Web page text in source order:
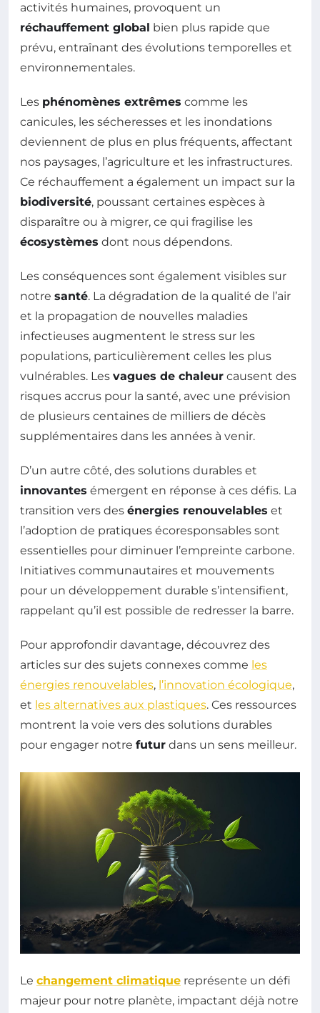
activités humaines, provoquent un
réchauffement global bien plus rapide que
prévu, entraînant des évolutions temporelles et
environnementales.
Les phénomènes extrêmes comme les
canicules, les sécheresses et les inondations
deviennent de plus en plus fréquents, affectant
nos paysages, l’agriculture et les infrastructures.
Ce réchauffement a également un impact sur la
biodiversité, poussant certaines espèces à
disparaître ou à migrer, ce qui fragilise les
écosystèmes dont nous dépendons.
Les conséquences sont également visibles sur
notre santé. La dégradation de la qualité de l’air
et la propagation de nouvelles maladies
infectieuses augmentent le stress sur les
populations, particulièrement celles les plus
vulnérables. Les vagues de chaleur causent des
risques accrus pour la santé, avec une prévision
de plusieurs centaines de milliers de décès
supplémentaires dans les années à venir.
D’un autre côté, des solutions durables et
innovantes émergent en réponse à ces défis. La
transition vers des énergies renouvelables et
l’adoption de pratiques écoresponsables sont
essentielles pour diminuer l’empreinte carbone.
Initiatives communautaires et mouvements
pour un développement durable s’intensifient,
rappelant qu’il est possible de redresser la barre.
Pour approfondir davantage, découvrez des
articles sur des sujets connexes comme les
énergies renouvelables, l’innovation écologique,
et les alternatives aux plastiques. Ces ressources
montrent la voie vers des solutions durables
pour engager notre futur dans un sens meilleur.
Le changement climatique représente un défi
majeur pour notre planète, impactant déjà notre